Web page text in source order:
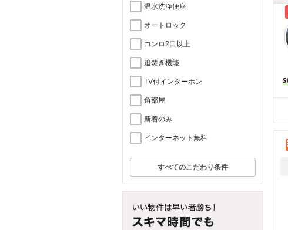
温水洗浄便座
オートロック
コンロ2口以上
追焚き機能
TV付インターホン
角部屋
新着のみ
インターネット無料
すべてのこだわり条件